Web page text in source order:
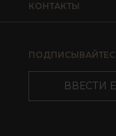
КОНТАКТЫ
ВВЕСТИ